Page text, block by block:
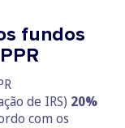
fundos
de IRS) 20%
com os